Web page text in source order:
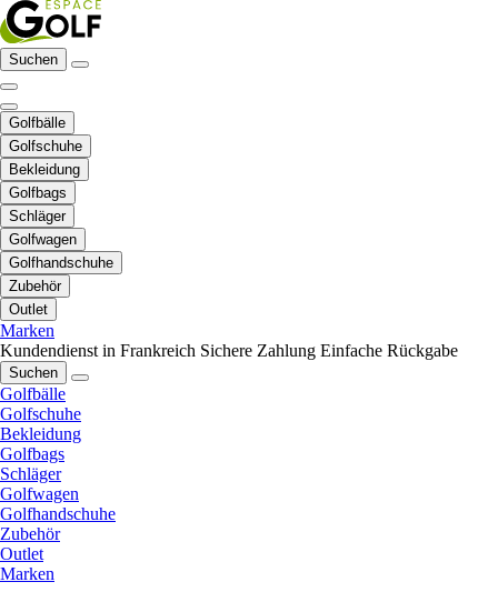
Suchen
Golfbälle
Golfschuhe
Bekleidung
Golfbags
Schläger
Golfwagen
Golfhandschuhe
Zubehör
Outlet
Marken
Kundendienst in Frankreich Sichere Zahlung Einfache Rückgabe
Suchen
Golfbälle
Golfschuhe
Bekleidung
Golfbags
Schläger
Golfwagen
Golfhandschuhe
Zubehör
Outlet
Marken